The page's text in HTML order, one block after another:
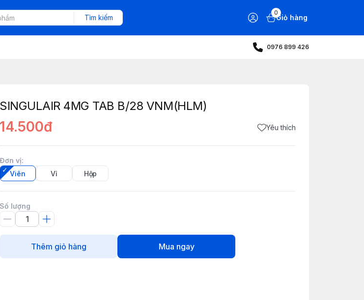
Tìm kiếm
0
Giỏ hàng
0976 899 426
SINGULAIR 4MG TAB B/28 VNM(HLM)
14.500đ Yêu thích
Đơn vị:
Viên
Vỉ Hộp
Số lượng
Thêm giỏ hàng Mua ngay